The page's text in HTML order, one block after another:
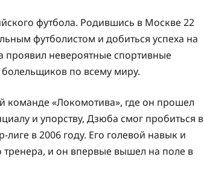
футбола. Родившись в Москве 22
футболистом и добиться успеха на
невероятные спортивные
по всему миру.
команде «Локомотива», где он прошел
и упорству, Дзюба смог пробиться в
в 2006 году. Его голевой навык и
и он впервые вышел на поле в